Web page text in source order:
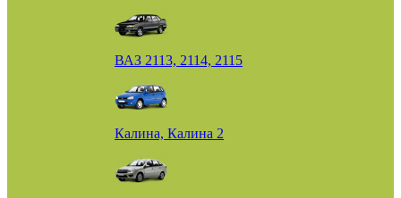
ВАЗ 2113, 2114, 2115
Калина, Калина 2